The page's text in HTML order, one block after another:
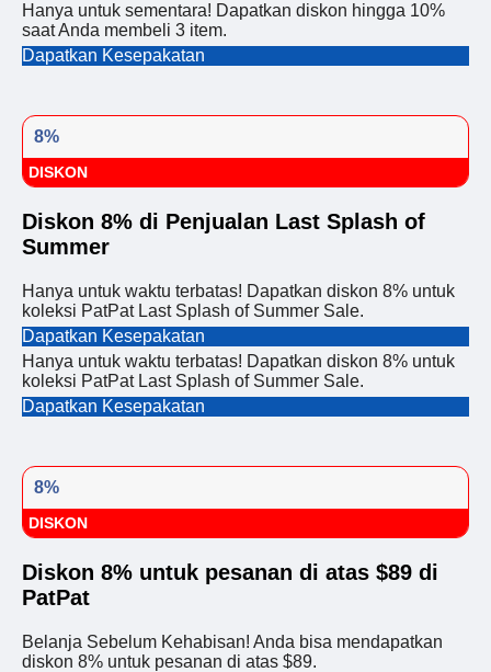
Hanya untuk sementara! Dapatkan diskon hingga 10%
saat Anda membeli 3 item.
Dapatkan Kesepakatan
8%
DISKON
Diskon 8% di Penjualan Last Splash of
Summer
Hanya untuk waktu terbatas! Dapatkan diskon 8% untuk
koleksi PatPat Last Splash of Summer Sale.
Dapatkan Kesepakatan
Hanya untuk waktu terbatas! Dapatkan diskon 8% untuk
koleksi PatPat Last Splash of Summer Sale.
Dapatkan Kesepakatan
8%
DISKON
Diskon 8% untuk pesanan di atas $89 di
PatPat
Belanja Sebelum Kehabisan! Anda bisa mendapatkan
diskon 8% untuk pesanan di atas $89.